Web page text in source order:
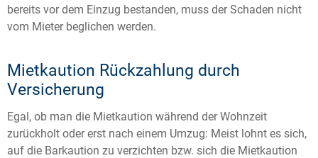
bereits vor dem Einzug bestanden, muss der Schaden nicht
vom Mieter beglichen werden.
Mietkaution Rückzahlung durch
Versicherung
Egal, ob man die Mietkaution während der Wohnzeit
zurückholt oder erst nach einem Umzug: Meist lohnt es sich,
auf die Barkaution zu verzichten bzw. sich die Mietkaution